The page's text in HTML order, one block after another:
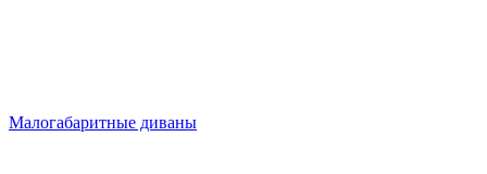
Малогабаритные диваны